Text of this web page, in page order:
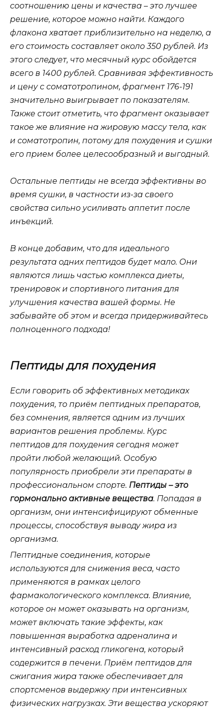
соотношению цены и качества – это лучшее
решение, которое можно найти. Каждого
флакона хватает приблизительно на неделю, а
его стоимость составляет около 350 рублей. Из
этого следует, что месячный курс обойдется
всего в 1400 рублей. Сравнивая эффективность
и цену с соматотропином, фрагмент 176-191
значительно выигрывает по показателям.
Также стоит отметить, что фрагмент оказывает
такое же влияние на жировую массу тела, как
и соматотропин, потому для похудения и сушки
его прием более целесообразный и выгодный.
Остальные пептиды не всегда эффективны во
время сушки, в частности из-за своего
свойства сильно усиливать аппетит после
инъекций.
В конце добавим, что для идеального
результата одних пептидов будет мало. Они
являются лишь частью комплекса диеты,
тренировок и спортивного питания для
улучшения качества вашей формы. Не
забывайте об этом и всегда придерживайтесь
полноценного подхода!
Пептиды для похудения
Если говорить об эффективных методиках
похудения, то приём пептидных препаратов,
без сомнения, является одним из лучших
вариантов решения проблемы. Курс
пептидов для похудения сегодня может
пройти любой желающий. Особую
популярность приобрели эти препараты в
профессиональном спорте. Пептиды – это
гормонально активные вещества. Попадая в
организм, они интенсифицируют обменные
процессы, способствуя выводу жира из
организма.
Пептидные соединения, которые
используются для снижения веса, часто
применяются в рамках целого
фармакологического комплекса. Влияние,
которое он может оказывать на организм,
может включать такие эффекты, как
повышенная выработка адреналина и
интенсивный расход гликогена, который
содержится в печени. Приём пептидов для
сжигания жира также обеспечивает для
спортсменов выдержку при интенсивных
физических нагрузках. Эти вещества ускоряют